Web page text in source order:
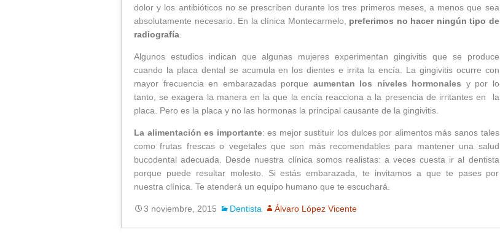
dolor y los antibióticos no se prescriben durante los tres primeros meses, a menos que sea
absolutamente necesario. En la clínica Montecarmelo, preferimos no hacer ningún tipo de
radiografía.
Algunos estudios indican que algunas mujeres experimentan gingivitis que se produce
cuando la placa dental se acumula en los dientes e irrita la encía. La gingivitis ocurre con
mayor frecuencia en embarazadas porque aumentan los niveles hormonales y por lo
tanto, se exagera la manera en la que la encía reacciona a la presencia de irritantes en la
placa. Pero es la placa y no las hormonas la principal causante de la gingivitis.
La alimentación es importante: es mejor sustituir los dulces por alimentos más sanos tales
como frutas frescas o vegetales que son más recomendables para mantener una salud
bucodental adecuada. Desde nuestra clínica somos realistas: a veces cuesta ir al dentista
porque puede resultar molesto. Si estás embarazada, te invitamos a que te pases por
nuestra clínica. Te atenderá un equipo humano que te escuchará.
3 noviembre, 2015 Dentista Álvaro López Vicente